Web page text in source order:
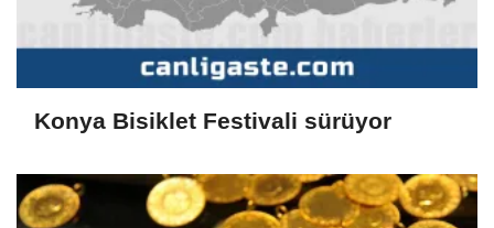
Konya Bisiklet Festivali sürüyor